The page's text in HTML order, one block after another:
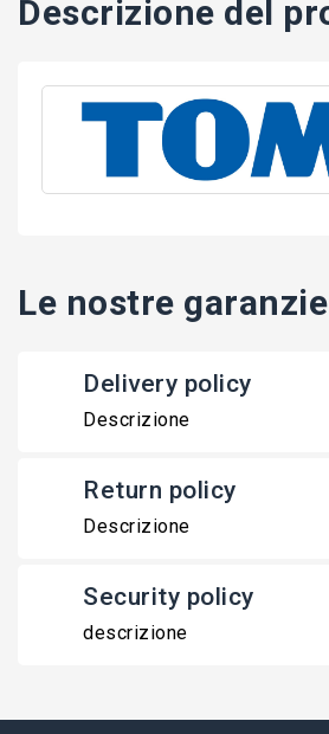
Descrizione del
Le nostre garanzie
Delivery policy
Descrizione
Return policy
Descrizione
Security policy
descrizione